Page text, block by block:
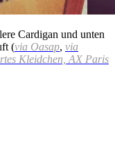
Cardigan und unten
(via Oasap, via
Kleidchen, AX Paris